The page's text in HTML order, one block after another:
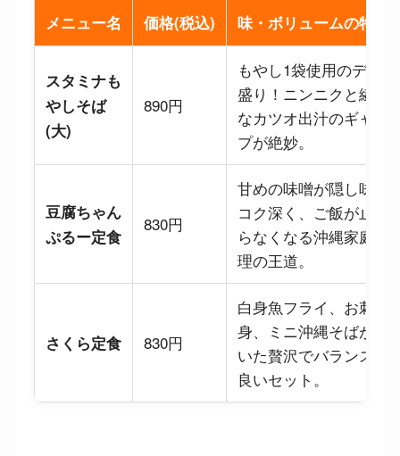
メニュー名 価格(税込) 味・ボリュームの特徴
スタミナも
やしそば
(大)
890円
もやし1袋使用のデカ
盛り！ニンニクと繊細
なカツオ出汁のギャッ
プが絶妙。
豆腐ちゃん
ぷるー定食
830円
甘めの味噌が隠し味。
コク深く、ご飯が止ま
らなくなる沖縄家庭料
理の王道。
さくら定食 830円
白身魚フライ、お刺
身、ミニ沖縄そばが付
いた贅沢でバランスの
良いセット。